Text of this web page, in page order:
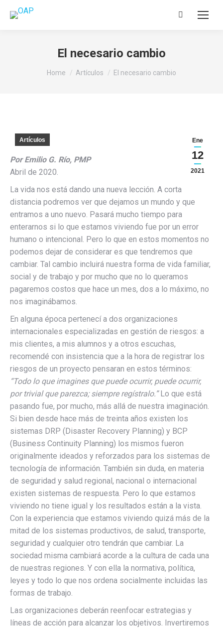
Search:
El necesario cambio
You are here:
Home Artículos El necesario cambio
Ene
12
2021
Artículos
Por Emilio G. Río, PMP
Abril de 2020.
La vida nos está dando una nueva lección. A corta
distancia podremos ver que dejamos un mundo y que
entramos a uno nuevo. Pasará mucho tiempo para
enterarnos si lo que estamos viviendo fue por un error
humano o intencional. Pero lo que en estos momentos no
podemos dejar de considerar es que tendremos que
cambiar. Tal cambio incluirá nuestra forma de vida familiar,
social y de trabajo y por mucho que no lo queramos
pagaremos costos que hace un mes, dos a lo máximo, no
nos imaginábamos.
En alguna época pertenecí a dos organizaciones
internacionales especializadas en gestión de riesgos: a
mis clientes, a mis alumnos y a otros escuchas,
recomendé con insistencia que a la hora de registrar los
riesgos de un proyecto pensaran en estos términos:
“Todo lo que imagines que puede ocurrir, puede ocurrir,
por trivial que parezca; siempre regístralo.”Lo que está
pasando fue, por mucho, más allá de nuestra imaginación.
Si bien desde hace más de treinta años existen los
sistemas DRP (Disaster Recovery Planning) y BCP
(Business Continuity Planning) los mismos fueron
originalmente ideados y reforzados para los sistemas de
tecnología de información. También sin duda, en materia
de seguridad y salud regional, nacional o internacional
existen sistemas de respuesta. Pero lo que estamos
viviendo no tiene igual y los resultados están a la vista.
Con la experiencia que estamos viviendo quizá más de la
mitad de los sistemas productivos, de salud, transporte,
seguridad y cualquier otro tendrán que cambiar. La
sociedad misma cambiará acorde a la cultura de cada una
de nuestras regiones. Y con ella la normativa, política,
leyes y todo lo que nos ordena socialmente incluidas las
formas de trabajo.
Las organizaciones deberán reenfocar estrategias y
líneas de acción para alcanzar los objetivos. Invertiremos